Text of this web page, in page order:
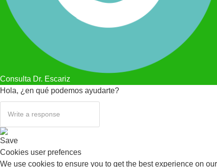
Consulta Dr. Escariz
Hola, ¿en qué podemos ayudarte?
Save
Cookies user prefences
We use cookies to ensure you to get the best experience on our